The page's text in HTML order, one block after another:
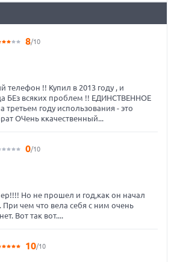
8/10
телефон !! Купил в 2013 году , и
БЕз всяких проблем !! ЕДИНСТВЕННОЕ
третьем году использования - это
ОЧень ккачественный...
0/10
Но не прошел и год,как он начал
При чем что вела себя с ним очень
Вот так вот....
10/10